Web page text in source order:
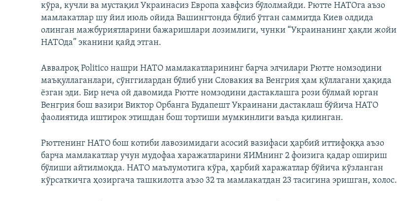
кўра, кучли ва мустақил Украинасиз Европа хавфсиз бўлолмайди. Рютте НАТОга аъзо
мамлакатлар шу йил июль ойида Вашингтонда бўлиб ўтган саммитда Киев олдида
олинган мажбуриятларини бажаришлари лозимлиги, чунки “Украинанинг ҳақли жойи
НАТОда” эканини қайд этган.
Аввалроқ Politico нашри НАТО мамлакатларининг барча элчилари Рютте номзодини
маъқуллаганлари, сўнггилардан бўлиб уни Словакия ва Венгрия ҳам қўллагани ҳақида
ёзган эди. Бир неча ой давомида Рютте номзодини дастаклашга рози бўлмай юрган
Венгрия бош вазири Виктор Орбанга Будапешт Украинани дастаклаш бўйича НАТО
фаолиятида иштирок этишдан бош тортиши мумкинлиги ваъда қилинган.
Рюттенинг НАТО бош котиби лавозимидаги асосий вазифаси ҳарбий иттифоққа аъзо
барча мамлакатлар учун мудофаа харажатларини ЯИМнинг 2 фоизига қадар ошириш
бўлиши айтилмоқда. НАТО маълумотига кўра, ҳарбий харажатлар бўйича кўзланган
кўрсаткичга ҳозиргача ташкилотга аъзо 32 та мамлакатдан 23 тасигина эришган, холос.